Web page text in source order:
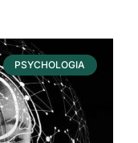
PSYCHOLOGIA